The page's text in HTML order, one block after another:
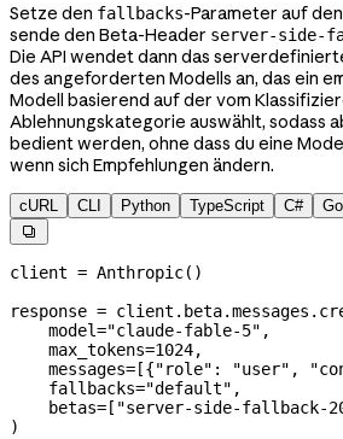
Setze den fallbacks-Parameter auf
sende den Beta-Header server-side-
Die API wendet dann das
des angeforderten Modells an, das ein
Modell basierend auf der vom
Ablehnungskategorie auswählt, sodass
bedient werden, ohne dass du eine
wenn sich Empfehlungen ändern.
cURL CLI Python TypeScript C# Go

client = Anthropic()
response =
    model
="claude-fable-5" ,
    max_tokens
=1024,
    messages
= [{"role" : "user" ,
    fallbacks
="default" ,
    betas
= [ "server-side-fallback-
)